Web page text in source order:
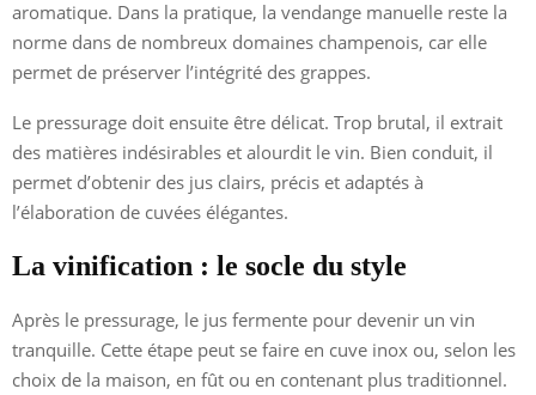
aromatique. Dans la pratique, la vendange manuelle reste la
norme dans de nombreux domaines champenois, car elle
permet de préserver l’intégrité des grappes.
Le pressurage doit ensuite être délicat. Trop brutal, il extrait
des matières indésirables et alourdit le vin. Bien conduit, il
permet d’obtenir des jus clairs, précis et adaptés à
l’élaboration de cuvées élégantes.
La vinification : le socle du style
Après le pressurage, le jus fermente pour devenir un vin
tranquille. Cette étape peut se faire en cuve inox ou, selon les
choix de la maison, en fût ou en contenant plus traditionnel.